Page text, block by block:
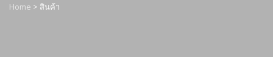
Home > สินค้า